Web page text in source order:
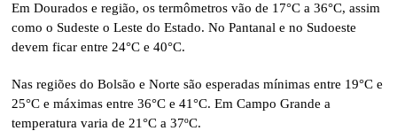
Em Dourados e região, os termômetros vão de 17°C a 36°C, assim
como o Sudeste o Leste do Estado. No Pantanal e no Sudoeste
devem ficar entre 24°C e 40°C.
Nas regiões do Bolsão e Norte são esperadas mínimas entre 19°C e
25°C e máximas entre 36°C e 41°C. Em Campo Grande a
temperatura varia de 21°C a 37ºC.